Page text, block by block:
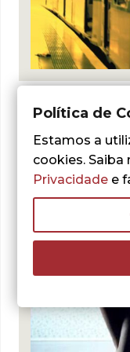
O Inocente –
Ebook
Política de
Estamos a
cookies. Saiba
Privacidade e